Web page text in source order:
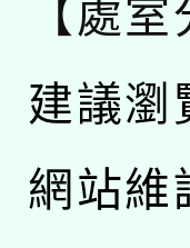
【處室
建議瀏
網站維